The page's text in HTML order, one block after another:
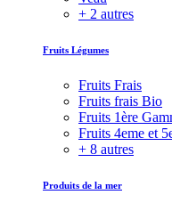
+ 2 autres
Fruits Légumes
Fruits Frais
Fruits frais Bio
Fruits 1ère
Fruits 4eme et
+ 8 autres
Produits de la mer